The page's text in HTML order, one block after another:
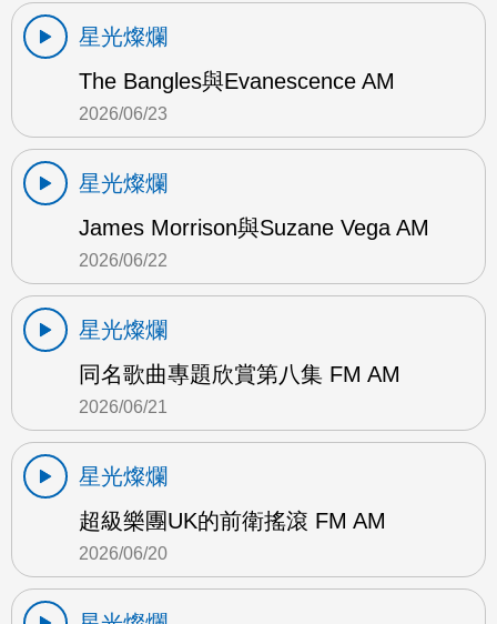
星光燦爛
The Bangles與Evanescence AM
2026/06/23
星光燦爛
James Morrison與Suzane Vega AM
2026/06/22
星光燦爛
同名歌曲專題欣賞第八集 FM AM
2026/06/21
星光燦爛
超級樂團UK的前衛搖滾 FM AM
2026/06/20